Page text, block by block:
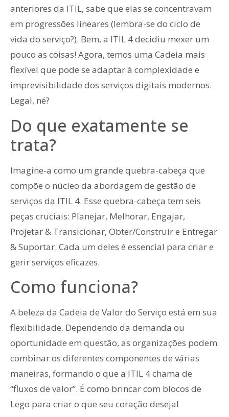
anteriores da ITIL, sabe que elas se concentravam
em progressões lineares (lembra-se do ciclo de
vida do serviço?). Bem, a ITIL 4 decidiu mexer um
pouco as coisas! Agora, temos uma Cadeia mais
flexível que pode se adaptar à complexidade e
imprevisibilidade dos serviços digitais modernos.
Legal, né?
Do que exatamente se
trata?
Imagine-a como um grande quebra-cabeça que
compõe o núcleo da abordagem de gestão de
serviços da ITIL 4. Esse quebra-cabeça tem seis
peças cruciais: Planejar, Melhorar, Engajar,
Projetar & Transicionar, Obter/Construir e Entregar
& Suportar. Cada um deles é essencial para criar e
gerir serviços eficazes.
Como funciona?
A beleza da Cadeia de Valor do Serviço está em sua
flexibilidade. Dependendo da demanda ou
oportunidade em questão, as organizações podem
combinar os diferentes componentes de várias
maneiras, formando o que a ITIL 4 chama de
“fluxos de valor”. É como brincar com blocos de
Lego para criar o que seu coração deseja!